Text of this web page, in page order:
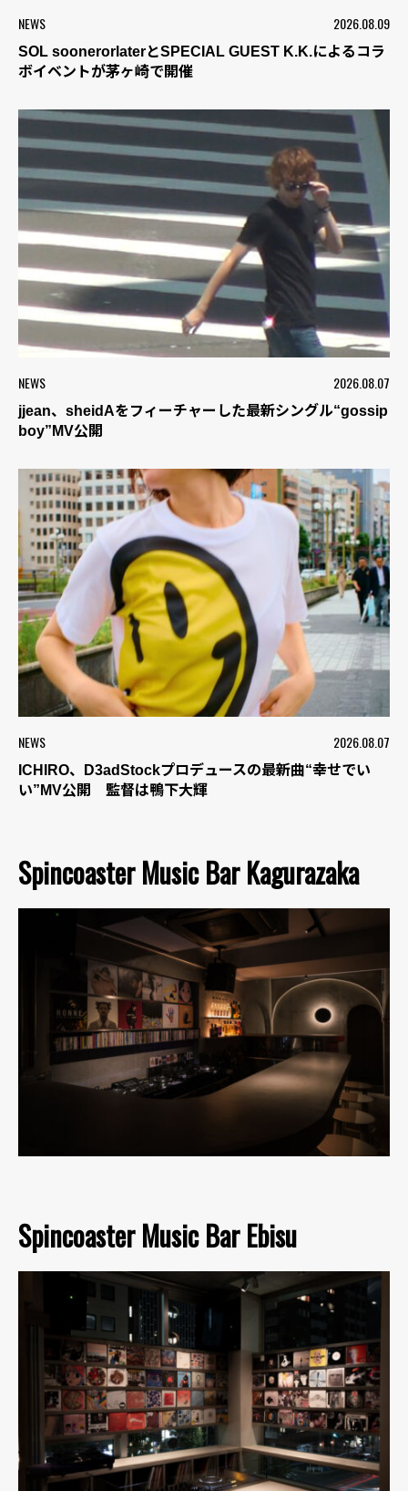
NEWS 2026.08.09
SOL soonerorlaterとSPECIAL GUEST K.K.によるコラ
ボイベントが茅ヶ崎で開催
NEWS 2026.08.07
jjean、sheidAをフィーチャーした最新シングル“gossip
boy”MV公開
NEWS 2026.08.07
ICHIRO、D3adStockプロデュースの最新曲“幸せでい
い”MV公開 監督は鴨下大輝
Spincoaster Music Bar Kagurazaka
Spincoaster Music Bar Ebisu